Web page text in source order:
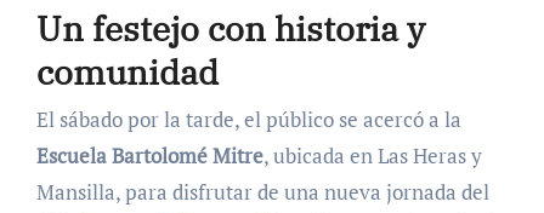
Un festejo con historia y
comunidad
El sábado por la tarde, el público se acercó a la
Escuela Bartolomé Mitre, ubicada en Las Heras y
Mansilla, para disfrutar de una nueva jornada del